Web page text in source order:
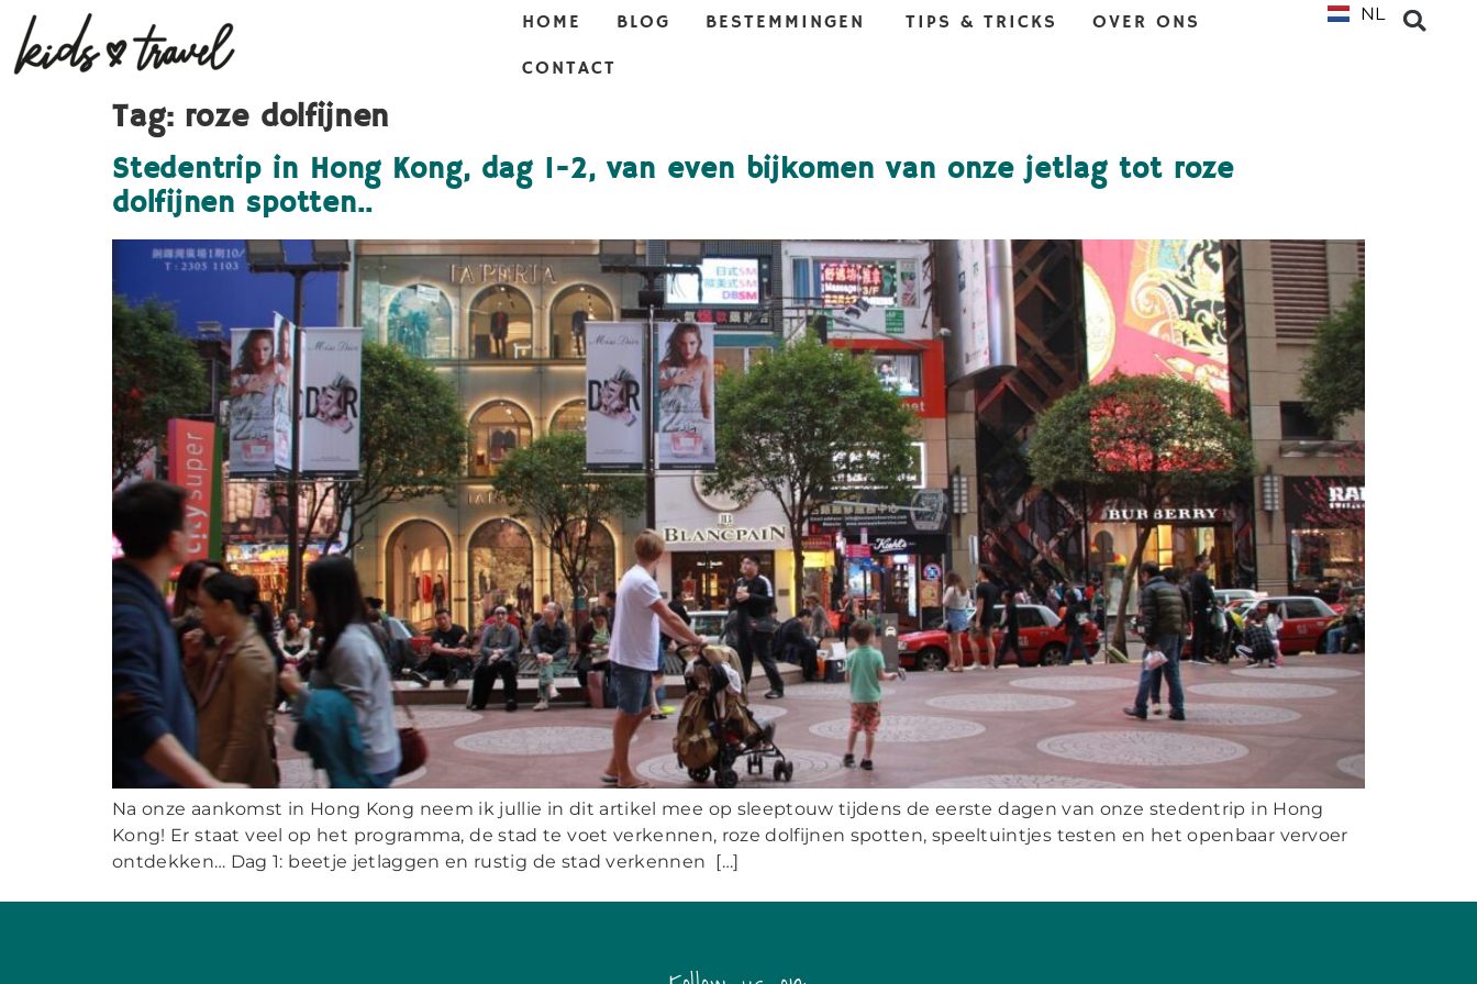
HOME BLOG BESTEMMINGEN TIPS & TRICKS
OVER ONS
CONTACT
NL
EN
Tag: roze dolfijnen
Stedentrip in Hong Kong, dag 1-2, van even bijkomen van onze jetlag tot roze
dolfijnen spotten..
Na onze aankomst in Hong Kong neem ik jullie in dit artikel mee op sleeptouw tijdens de eerste dagen van onze stedentrip in Hong
Kong! Er staat veel op het programma, de stad te voet verkennen, roze dolfijnen spotten, speeltuintjes testen en het openbaar vervoer
ontdekken… Dag 1: beetje jetlaggen en rustig de stad verkennen […]